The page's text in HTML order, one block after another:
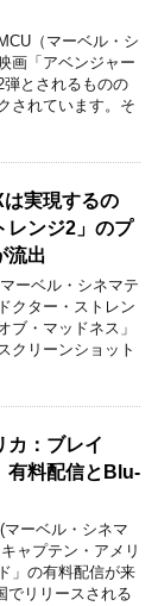
（マーベル・シ
画「アベンジャー
弾とされるものの
されています。そ
実現するの
レンジ2」のプ
流出
ーベル・シネマテ
クター・ストレン
ブ・マッドネス」
クリーンショット
カ：ブレイ
有料配信とBlu-
ーベル・シネマ
ャプテン・アメリ
」の有料配信が来
でリリースされる